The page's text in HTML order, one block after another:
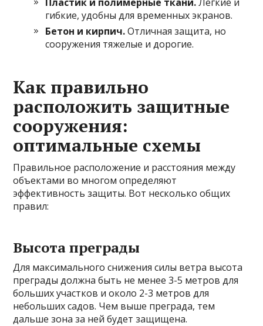
гибкие, удобны для временных экранов.
Бетон и кирпич.Отличная защита, но
сооружения тяжелые и дорогие.
Как правильно
расположить защитные
сооружения:
оптимальные схемы
Правильное расположение и расстояния между
объектами во многом определяют
эффективность защиты. Вот несколько общих
правил:
Высота преграды
Для максимального снижения силы ветра высота
преграды должна быть не менее 3-5 метров для
больших участков и около 2-3 метров для
небольших садов. Чем выше преграда, тем
дальше зона за ней будет защищена.